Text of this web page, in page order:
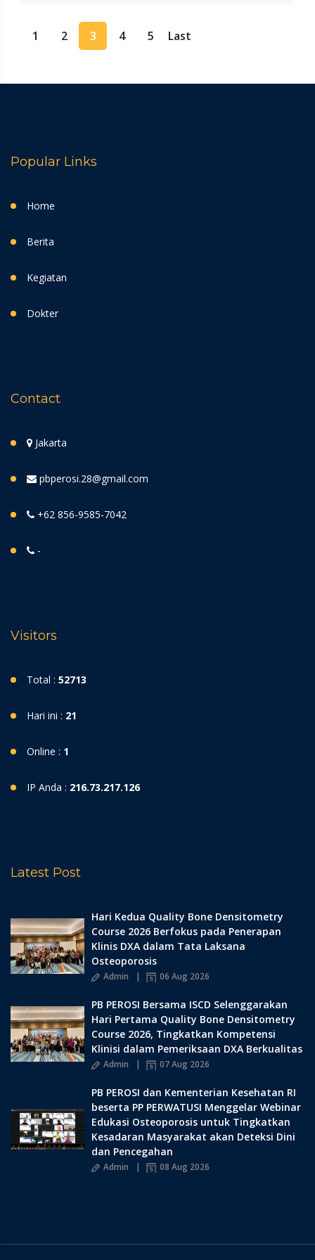
1 2 3 4 5 Last
Popular Links
Home
Berita
Kegiatan
Dokter
Contact
Jakarta
pbperosi.28@gmail.com
+62 856-9585-7042
-
Visitors
Total : 52713
Hari ini : 21
Online : 1
IP Anda : 216.73.217.126
Latest Post
Hari Kedua Quality Bone Densitometry
Course 2026 Berfokus pada Penerapan
Klinis DXA dalam Tata Laksana
Osteoporosis
Admin 06 Aug 2026
PB PEROSI Bersama ISCD Selenggarakan
Hari Pertama Quality Bone Densitometry
Course 2026, Tingkatkan Kompetensi
Klinisi dalam Pemeriksaan DXA Berkualitas
Admin 07 Aug 2026
PB PEROSI dan Kementerian Kesehatan RI
beserta PP PERWATUSI Menggelar Webinar
Edukasi Osteoporosis untuk Tingkatkan
Kesadaran Masyarakat akan Deteksi Dini
dan Pencegahan
Admin 08 Aug 2026